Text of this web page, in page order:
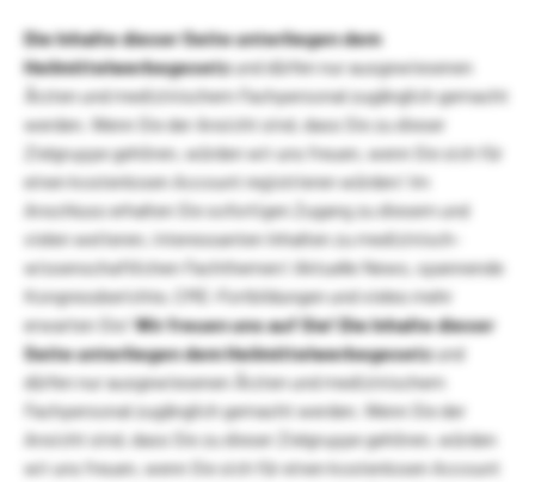
Die Inhalte dieser Seite unterliegen dem
Heilmittelwerbegesetzund dürfen nur ausgewiesenen
Ärzten und medizinischem Fachpersonal zugänglich gemacht
werden. Wenn Sie der Ansicht sind, dass Sie zu dieser
Zielgruppe gehören, würden wir uns freuen, wenn Sie sich für
einen kostenlosen Account registrieren würden! Im
Anschluss erhalten Sie sofortigen Zugang zu diesem und
vielen weiteren, interessanten Inhalten zu medizinisch-
wissenschaftlichen Fachthemen! Aktuelle News, spannende
Kongressberichte, CME-Fortbildungen und vieles mehr
erwarten Sie!Wir freuen uns auf Sie!Die Inhalte dieser
Seite unterliegen dem Heilmittelwerbegesetzund
dürfen nur ausgewiesenen Ärzten und medizinischem
Fachpersonal zugänglich gemacht werden. Wenn Sie der
Ansicht sind, dass Sie zu dieser Zielgruppe gehören, würden
wir uns freuen, wenn Sie sich für einen kostenlosen Account